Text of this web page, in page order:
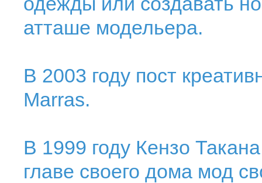
атташе модельера.
В 2003 году пост
Marras.
В 1999 году Кензо
главе своего дома мод